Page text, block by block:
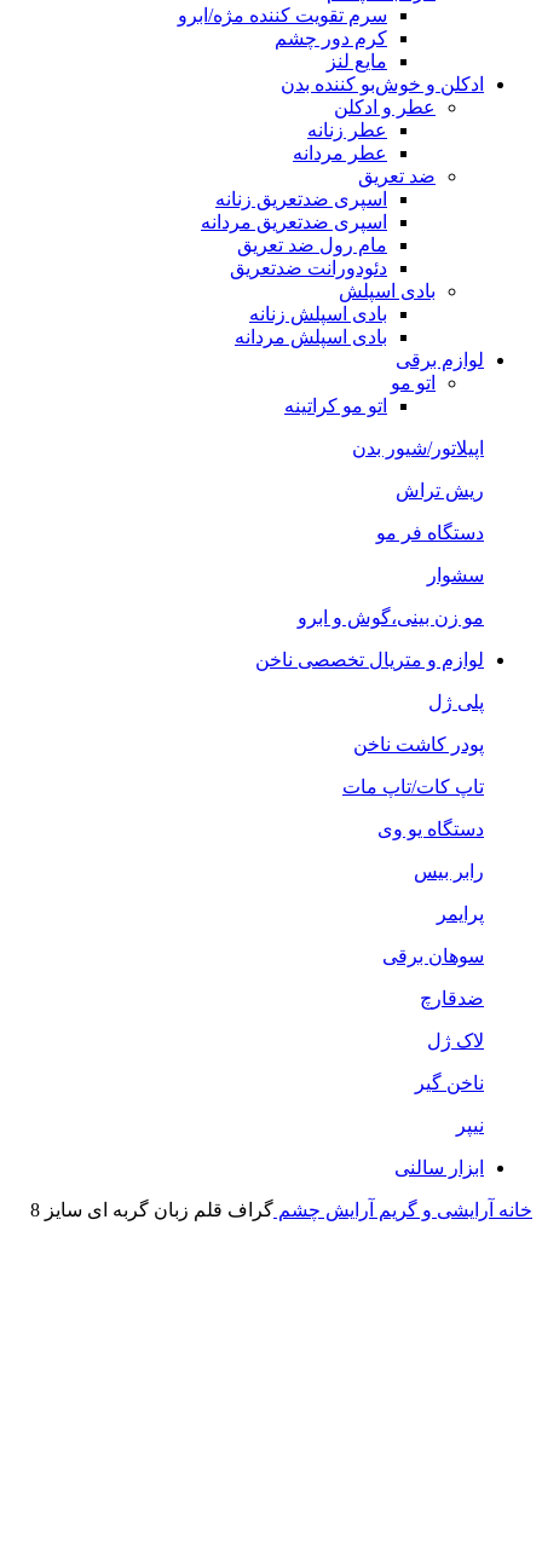
سرم تقویت کننده مژه/ابرو
کرم دور چشم
مایع لنز
ادکلن و خوش‌بو کننده بدن
عطر و ادکلن
عطر زنانه
عطر مردانه
ضد تعریق
اسپری ضدتعریق زنانه
اسپری ضدتعریق مردانه
مام رول ضد تعریق
دئودورانت ضدتعریق
بادی اسپلش
بادی اسپلش زنانه
بادی اسپلش مردانه
لوازم برقی
اتو مو
اتو مو کراتینه
اپیلاتور/شیور بدن
ریش تراش
دستگاه فر مو
سشوار
مو زن بینی،گوش و ابرو
لوازم و متریال تخصصی ناخن
پلی ژل
پودر کاشت ناخن
تاپ کات/تاپ مات
دستگاه یو وی
رابر بیس
پرایمر
سوهان برقی
ضدقارچ
لاک ژل
ناخن گیر
نیپر
ابزار سالنی
خانه آرایشی و گریم آرایش چشم گراف قلم زبان گربه ای سایز 8